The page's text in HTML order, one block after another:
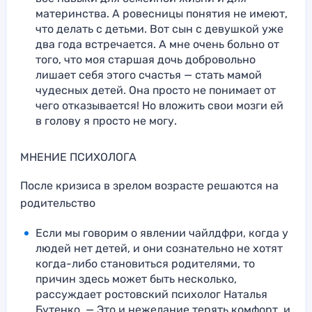
материнства. А ровесницы понятия не имеют,
что делать с детьми. Вот сын с девушкой уже
два года встречается. А мне очень больно от
того, что моя старшая дочь добровольно
лишает себя этого счастья — стать мамой
чудесных детей. Она просто не понимает от
чего отказывается! Но вложить свои мозги ей
в голову я просто не могу.
МНЕНИЕ ПСИХОЛОГА
После кризиса в зрелом возрасте решаются на
родительство
Если мы говорим о явлении чайлдфри, когда у
людей нет детей, и они сознательно не хотят
когда-либо становиться родителями, то
причин здесь может быть несколько,
рассуждает ростовский психолог Наталья